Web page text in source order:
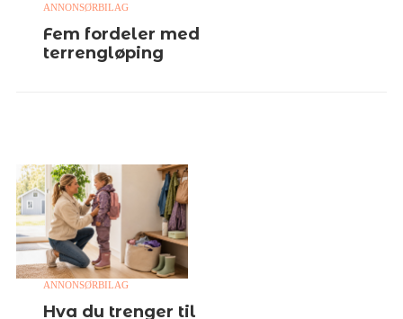
ANNONSØRBILAG
Fem fordeler med
terrengløping
ANNONSØRBILAG
Hva du trenger til